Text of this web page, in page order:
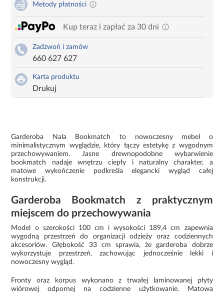
Metody płatności
Kup teraz i zapłać za 30 dni
Zadzwoń i zamów
660 627 627
Karta produktu
Drukuj
Garderoba Nala Bookmatch to nowoczesny mebel o
minimalistycznym wyglądzie, który łączy estetykę z wygodnym
przechowywaniem. Jasne drewnopodobne wybarwienie
bookmatch nadaje wnętrzu ciepły i naturalny charakter, a
matowe wykończenie podkreśla elegancki wygląd całej
konstrukcji.
Garderoba Bookmatch z praktycznym
miejscem do przechowywania
Model o szerokości 100 cm i wysokości 189,4 cm zapewnia
wygodną przestrzeń do organizacji odzieży oraz codziennych
akcesoriów. Głębokość 33 cm sprawia, że garderoba dobrze
wykorzystuje przestrzeń, zachowując jednocześnie lekki i
nowoczesny wygląd.
Fronty oraz korpus wykonano z trwałej laminowanej płyty
wiórowej odpornej na codzienne użytkowanie. Matowa